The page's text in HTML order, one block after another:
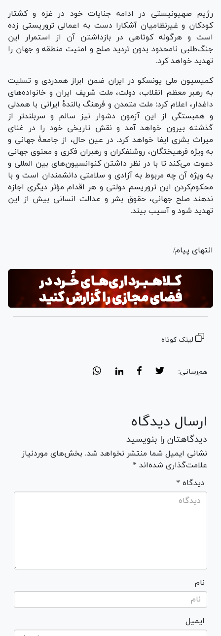
رژیم صهیونیستی در ادامه جنایات خود در غزه و کشتار
کودکان و غیرنظامیان آشکارا دست به اعمالی تروریستی زده
است و هرگونه کوتاهی در بازداشتن آن از استمرار این
جنگ‌طلبی نامحدود بدون تردید صلح و امنیت منطقه و جهان را
تهدید خواهد کرد.
کمیسیون ملی یونسکو در ایران ضمن ابراز همدردی و تسلیت
به رهبر معظم انقلاب، دولت، ملت شریف ایران و خانواده‌های
داغدار، اعلام کرد: ملت متمدن و فرهنگ بالندۀ ایرانی با همدلی
و همبستگی از این آزمون دشوار نیز سالم و سربلندتر از
گذشته بیرون خواهد آمد و نقش تاریخی خود را در غنای
میراث بشری ایفا خواهد کرد. در عین حال، از جامعۀ جهانی و
به ویژه فرهیختگان، روشنفکران و رهبران فکری و معنوی جهانی
دعوت می‌کند تا با در نظر داشتن کنوانسیون‌های بین المللی و
به ویژه آن چه مربوط به آزادی و سلامتی دانشمندان است و با
محکوم‌کردن این تروریسم دولتی و هر اقدام مؤثر دیگری اجازه
ندهند صلح جهانی، حقوق بشر و عدالت انسانی بیش از این
تهدید شود و آسیب بیند.
انتهای پیام/
لینک کوتاه
هم‌رسانی:
ارسال دیدگاه
دیدگاهتان را بنویسید
نشانی ایمیل شما منتشر نخواهد شد. بخش‌های موردنیاز
علامت‌گذاری شده‌اند *
* دیدگاه
نام
ایمیل